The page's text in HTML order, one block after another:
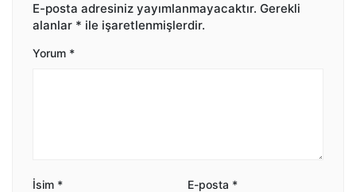
E-posta adresiniz yayımlanmayacaktır. Gerekli
alanlar * ile işaretlenmişlerdir.
Yorum *
İsim * E-posta *